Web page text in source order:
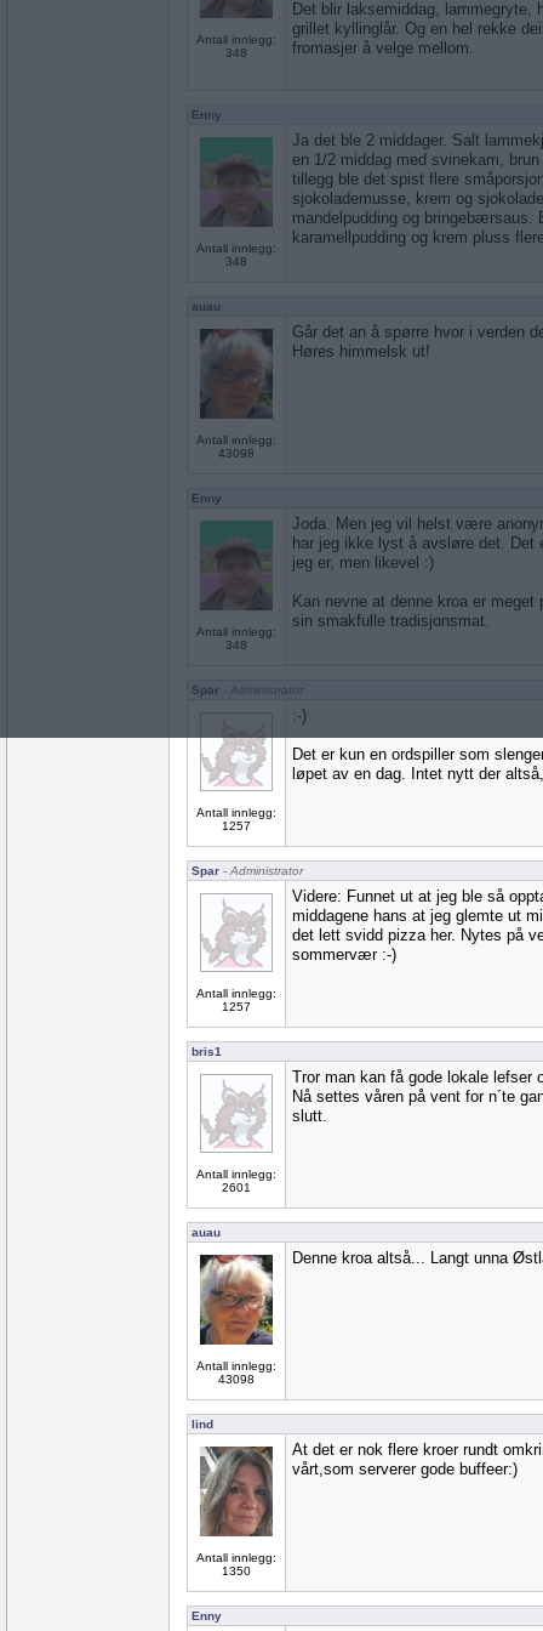
Antall innlegg:
348
Det blir laksemiddag, lammegryte,
grillet kyllinglår. Og en hel rekke
fromasjer å velge mellom.
Enny
Antall innlegg:
348
Ja det ble 2 middager. Salt
en 1/2 middag med svinekam,
tillegg ble det spist flere
sjokolademusse, krem og
mandelpudding og bringebærsaus.
karamellpudding og krem pluss
auau
Antall innlegg:
43098
Går det an å spørre hvor i verden
Høres himmelsk ut!
Enny
Antall innlegg:
348
Joda. Men jeg vil helst være
har jeg ikke lyst å avsløre det. Det
jeg er, men likevel :)
Kan nevne at denne kroa er
sin smakfulle tradisjonsmat.
Spar - Administrator
Antall innlegg:
1257
:-)
Det er kun en ordspiller som
løpet av en dag. Intet nytt der
Spar - Administrator
Antall innlegg:
1257
Videre: Funnet ut at jeg ble så
middagene hans at jeg glemte ut
det lett svidd pizza her. Nytes på
sommervær :-)
bris1
Antall innlegg:
2601
Tror man kan få gode lokale lefser
Nå settes våren på vent for n´te
slutt.
auau
Antall innlegg:
43098
Denne kroa altså... Langt unna
lind
Antall innlegg:
1350
At det er nok flere kroer rundt
vårt,som serverer gode buffeer:)
Enny